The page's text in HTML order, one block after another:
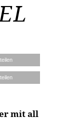
teilen
teilen
mit all